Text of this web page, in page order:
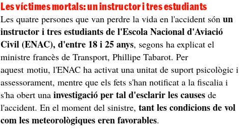
Les víctimes mortals: un instructor i tres estudiants
Les quatre persones que van perdre la vida en l'accident són un
instructor i tres estudiants de l'Escola Nacional d'Aviació
Civil (ENAC), d'entre 18 i 25 anys, segons ha explicat el
ministre francès de Transport, Phillipe Tabarot. Per
aquest motiu, l'ENAC ha activat una unitat de suport psicològic i
assessorament, mentre que els fets s'han notificat a la fiscalia i
s'ha obert unainvestigació per tal d'esclarir les causes de
l'accident. En el moment del sinistre,tant les condicions de vol
com les meteorològiques eren favorables.